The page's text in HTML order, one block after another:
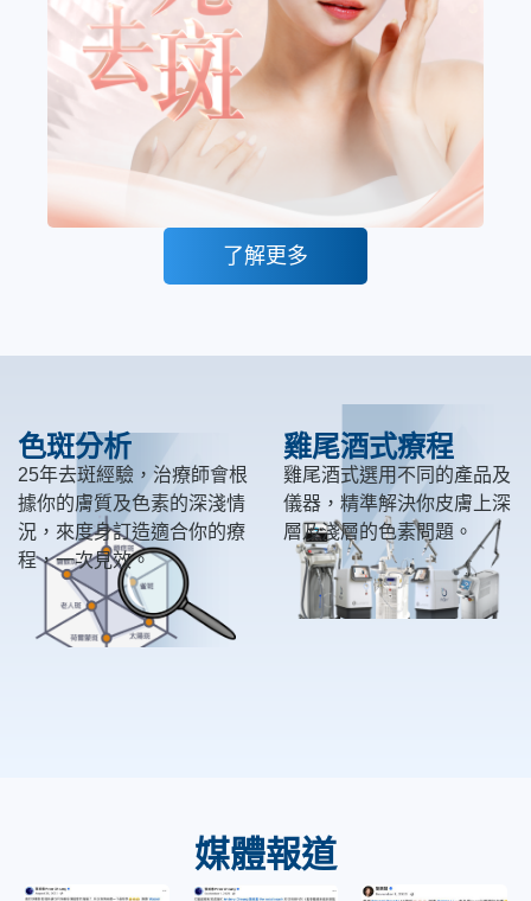
了解更多
色斑分析
25年去斑經驗，治療師會根
據你的膚質及色素的深淺情
況，來度身訂造適合你的療
程，一次見效。
雞尾酒式療程
雞尾酒式選用不同的產品及
儀器，精準解決你皮膚上深
層及淺層的色素問題。
媒體報道